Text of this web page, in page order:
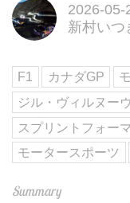
2026-05-
新村いつ
F1 カナダGP
ジル・ヴィルヌー
スプリントフォー
モータースポーツ